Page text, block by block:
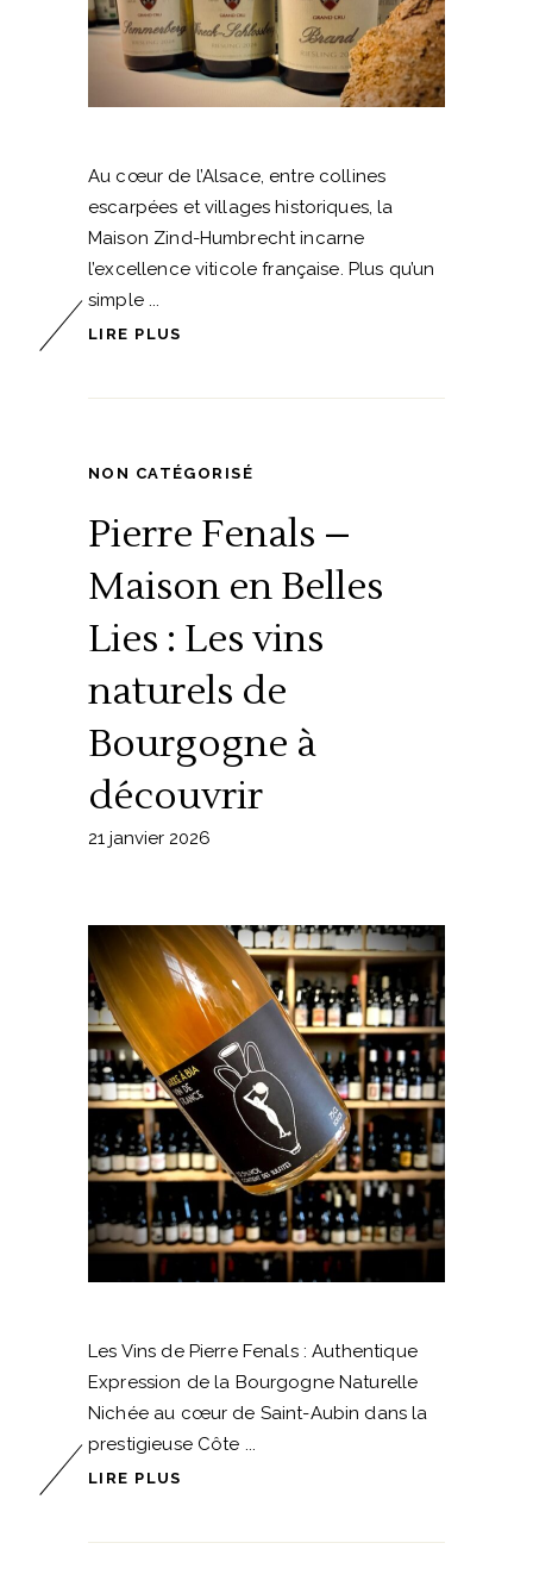
Au cœur de l’Alsace, entre collines
escarpées et villages historiques, la
Maison Zind-Humbrecht incarne
l’excellence viticole française. Plus qu’un
simple
LIRE PLUS
NON CATÉGORISÉ
Pierre Fenals –
Maison en Belles
Lies : Les vins
naturels de
Bourgogne à
découvrir
21 janvier 2026
Les Vins de Pierre Fenals : Authentique
Expression de la Bourgogne Naturelle
Nichée au cœur de Saint-Aubin dans la
prestigieuse Côte
LIRE PLUS